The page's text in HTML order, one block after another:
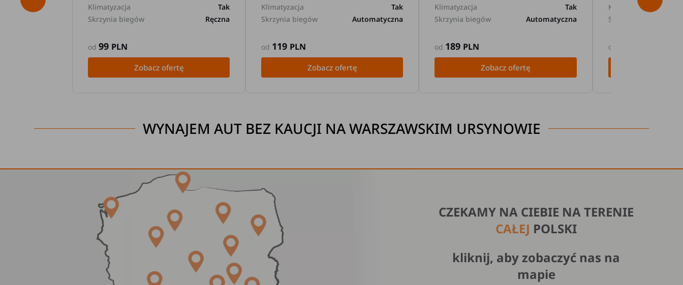
Klimatyzacja
Tak
Skrzynia biegów
Ręczna
od99 PLN
Zobacz ofertę
Klimatyzacja
Tak
Skrzynia biegów
Automatyczna
od 119 PLN
Zobacz ofertę
Klimatyzacja
Tak
Skrzynia biegów
Automatyczna
od 189 PLN
Zobacz ofertę
Klimatyzacja
Skrzynia biegów
od
WYNAJEM AUT BEZ KAUCJI NA WARSZAWSKIM URSYNOWIE
CZEKAMY NA CIEBIE NA TERENIE
CAŁEJ POLSKI
kliknij, aby zobaczyć nas na
mapie